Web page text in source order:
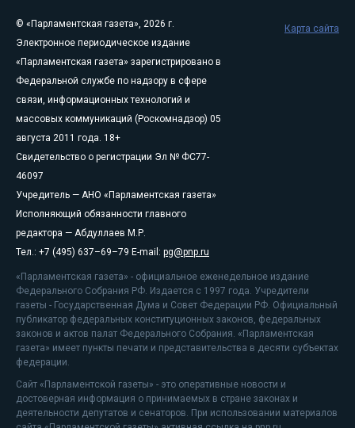
© «Парламентская газета», 2026 г.
Электронное периодическое издание
«Парламентская газета» зарегистрировано в
Федеральной службе по надзору в сфере
связи, информационных технологий и
массовых коммуникаций (Роскомнадзор) 05
августа 2011 года. 18+
Свидетельство о регистрации Эл № ФС77-
46097
Учредитель — АНО «Парламентская газета»
Исполняющий обязанности главного
редактора — Абдуллаев М.Р.
Тел.: +7 (495) 637–69–79 E-mail: pg@pnp.ru
«Парламентская газета» - официальное еженедельное издание
Федерального Собрания РФ. Издается с 1997 года. Учредители
газеты - Государственная Дума и Совет Федерации РФ. Официальный
публикатор федеральных конституционных законов, федеральных
законов и актов палат Федерального Собрания. «Парламентская
газета» имеет пункты печати и представительства в десяти субъектах
федерации.
Сайт «Парламентской газеты» - это оперативные новости и
достоверная информация о принимаемых в стране законах и
деятельности депутатов и сенаторов. При использовании материалов
Карта сайта